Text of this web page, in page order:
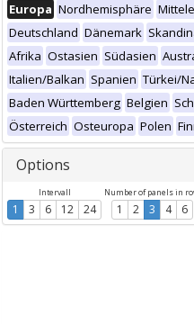
Europa Nordhemisphäre
Deutschland Dänemark
Afrika Ostasien Südasien
Italien/Balkan Spanien Türkei/
Baden Württemberg Belgien
Österreich Osteuropa Polen
Options
Intervall
1 3 6 12 24
Number of panels in
1 2 3 4 6